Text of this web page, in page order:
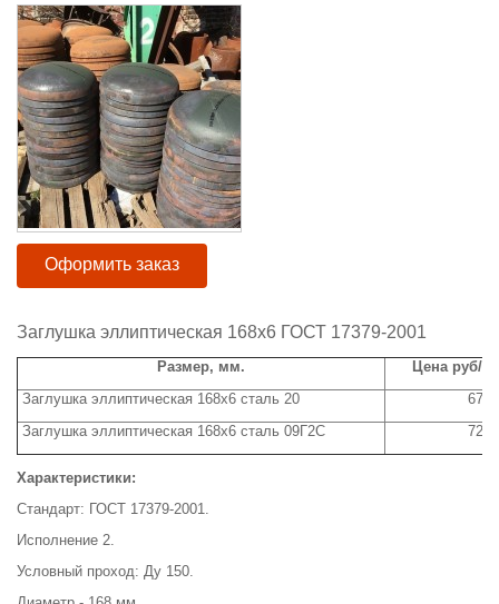
Оформить заказ
Заглушка эллиптическая 168х6 ГОСТ 17379-2001
Размер, мм.
Цена руб/
Заглушка эллиптическая 168х6 сталь 20
670
Заглушка эллиптическая 168х6 сталь 09Г2С
720
Характеристики:
Стандарт: ГОСТ 17379-2001.
Исполнение 2.
Условный проход: Ду 150.